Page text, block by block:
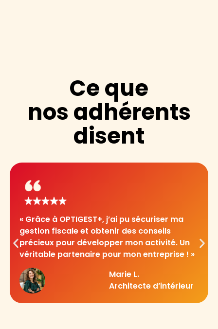
Ce que
nos adhérents
disent
« Grâce à OPTIGEST+, j’ai pu sécuriser ma
gestion fiscale et obtenir des conseils
précieux pour développer mon activité. Un
véritable partenaire pour mon entreprise ! »
Marie L.
Architecte d’intérieur